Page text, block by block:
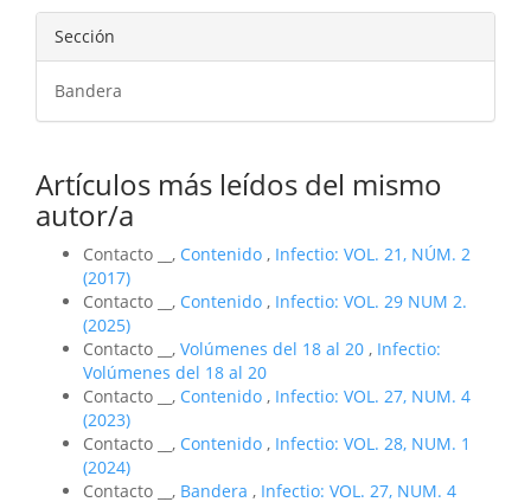
Sección
Bandera
Artículos más leídos del mismo
autor/a
Contacto __, Contenido , Infectio: VOL. 21, NÚM. 2
(2017)
Contacto __, Contenido , Infectio: VOL. 29 NUM 2.
(2025)
Contacto __, Volúmenes del 18 al 20 , Infectio:
Volúmenes del 18 al 20
Contacto __, Contenido , Infectio: VOL. 27, NUM. 4
(2023)
Contacto __, Contenido , Infectio: VOL. 28, NUM. 1
(2024)
Contacto __, Bandera , Infectio: VOL. 27, NUM. 4